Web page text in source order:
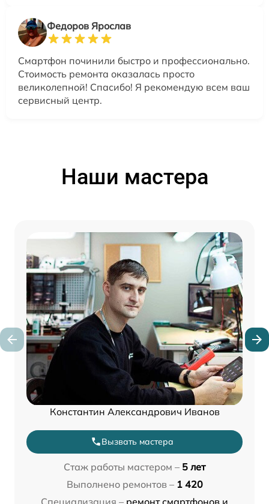
Федоров Ярослав
Смартфон починили быстро и профессионально.
Стоимость ремонта оказалась просто
великолепной! Спасибо! Я рекомендую всем ваш
сервисный центр.
Наши мастера
Константин Александрович Иванов
Вызвать мастера
Стаж работы мастером – 5 лет
Выполнено ремонтов – 1 420
Специализация – ремонт смартфонов и